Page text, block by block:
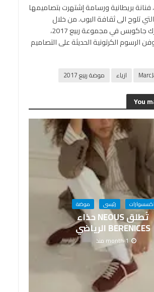
بريطانية ورسامة إشتهرت بتصاميمها
التي تلوح الى ثقافة البوب. من خلال
تعاونها مع مارك جاكوبس في مجموعة ربيع 2017،
الرسوم الكرتونية الحديثة على التصاميم
ازياء موضة ربيع 2017
You
اكسسوارات رئيسى موضة
تُطلق NEOUS حذاء
BERENICES الرياضي
1 month منذ